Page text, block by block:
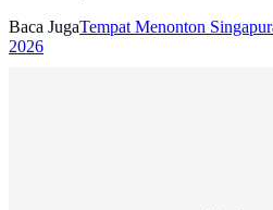
Baca JugaTempat Menonton
2026